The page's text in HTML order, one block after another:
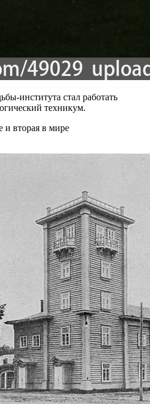
института стал работать
техникум.
и вторая в мире